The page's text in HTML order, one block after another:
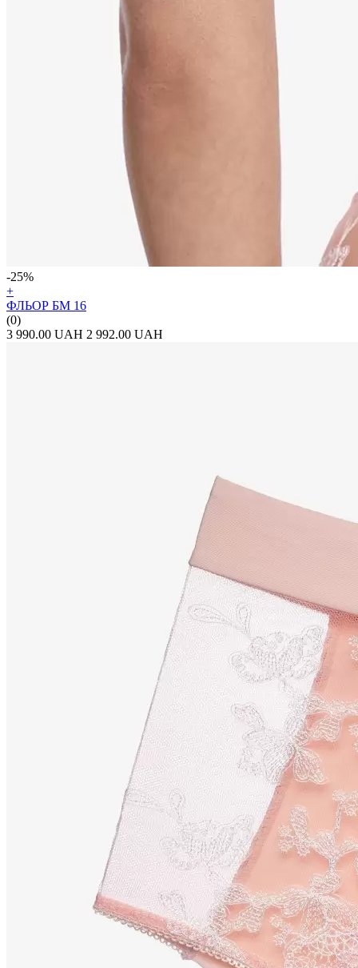
-25%
+
ФЛЬОР БМ 16
(0)
3 990.00 UAH 2 992.00 UAH